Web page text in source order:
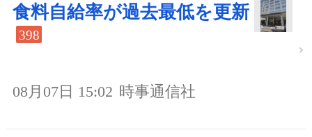
食料自給率が過去最低を更新
398
08月07日 15:02 時事通信社